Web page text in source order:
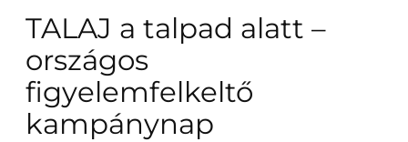
TALAJ a talpad alatt –
országos
figyelemfelkeltő
kampánynap